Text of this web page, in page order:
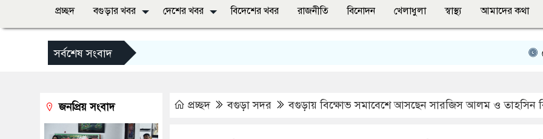
প্রচ্ছদ বগুড়ার খবর দেশের খবর বিদেশের খবর রাজনীতি বিনোদন খেলাধুলা স্বাস্থ্য আমাদের কথা
সর্বশেষ সংবাদ শেরপুরে
প্রচ্ছদ বগুড়া সদর বগুড়ায় বিক্ষোভ সমাবেশে আসছেন সারজিস আলম ও তাহসিন
জনপ্রিয় সংবাদ